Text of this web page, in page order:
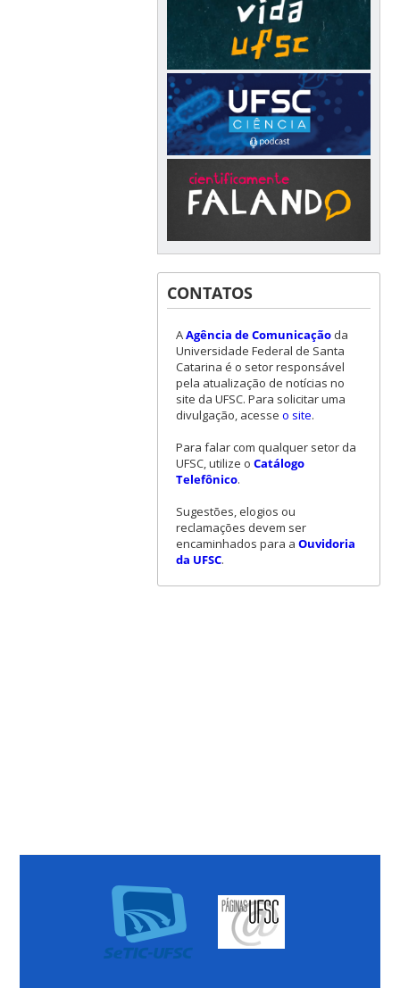
CONTATOS
AAgência de Comunicaçãoda
Universidade Federal de Santa
Catarina é o setor responsável
pela atualização de notícias no
site da UFSC. Para solicitar uma
divulgação, acesse o site.
Para falar com qualquer setor da
UFSC, utilize o Catálogo
Telefônico.
Sugestões, elogios ou
reclamações devem ser
encaminhados para a Ouvidoria
da UFSC.